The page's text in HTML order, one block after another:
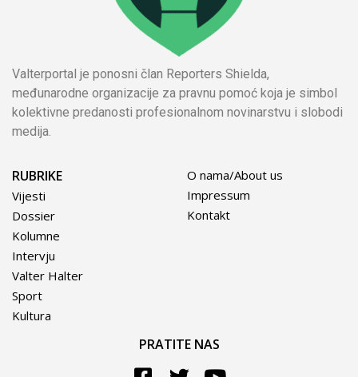
Valterportal je ponosni član Reporters Shielda,
međunarodne organizacije za pravnu pomoć koja je simbol
kolektivne predanosti profesionalnom novinarstvu i slobodi
medija.
RUBRIKE
Vijesti
Dossier
Kolumne
Intervju
Valter Halter
Sport
Kultura
O nama/About us
Impressum
Kontakt
PRATITE NAS